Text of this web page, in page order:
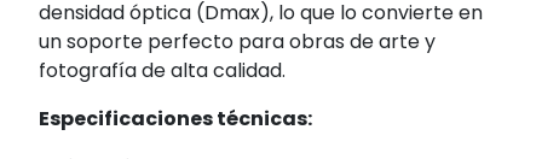
densidad óptica (Dmax), lo que lo convierte en
un soporte perfecto para obras de arte y
fotografía de alta calidad.
Especificaciones técnicas: